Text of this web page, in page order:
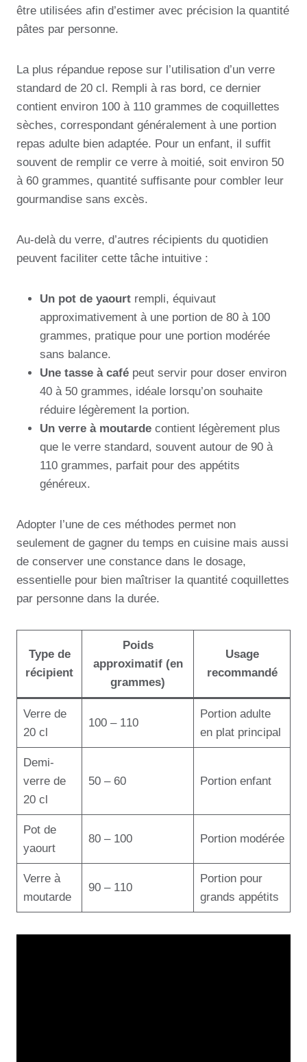
être utilisées afin d’estimer avec précision la quantité
pâtes par personne.
La plus répandue repose sur l’utilisation d’un verre
standard de 20 cl. Rempli à ras bord, ce dernier
contient environ 100 à 110 grammes de coquillettes
sèches, correspondant généralement à une portion
repas adulte bien adaptée. Pour un enfant, il suffit
souvent de remplir ce verre à moitié, soit environ 50
à 60 grammes, quantité suffisante pour combler leur
gourmandise sans excès.
Au-delà du verre, d’autres récipients du quotidien
peuvent faciliter cette tâche intuitive :
Un pot de yaourt rempli, équivaut
approximativement à une portion de 80 à 100
grammes, pratique pour une portion modérée
sans balance.
Une tasse à café peut servir pour doser environ
40 à 50 grammes, idéale lorsqu’on souhaite
réduire légèrement la portion.
Un verre à moutarde contient légèrement plus
que le verre standard, souvent autour de 90 à
110 grammes, parfait pour des appétits
généreux.
Adopter l’une de ces méthodes permet non
seulement de gagner du temps en cuisine mais aussi
de conserver une constance dans le dosage,
essentielle pour bien maîtriser la quantité coquillettes
par personne dans la durée.
Type de
récipient
Poids
approximatif (en
grammes)
Usage
recommandé
Verre de
20 cl
100 – 110
Portion adulte
en plat principal
Demi-
verre de
20 cl
50 – 60 Portion enfant
Pot de
yaourt
80 – 100 Portion modérée
Verre à
moutarde
90 – 110
Portion pour
grands appétits